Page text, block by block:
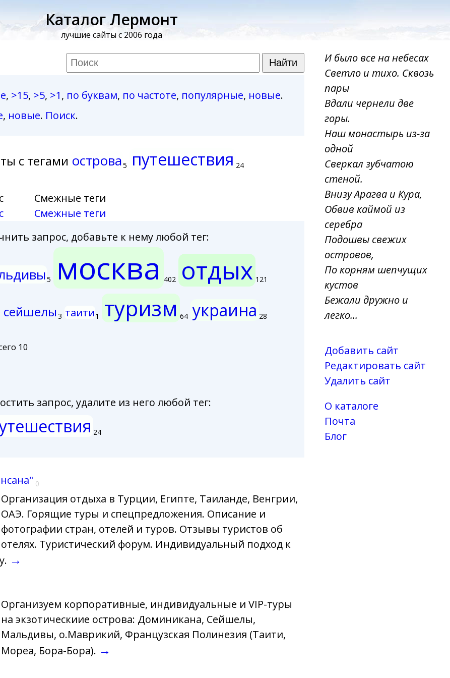
Каталог Лермонт
лучшие сайты с 2006 года
, >15, >5, >1, по буквам, по частоте, популярные, новые.
, новые. Поиск.
с тегами острова5 путешествия 24
Смежные теги
Смежные теги
запрос, добавьте к нему любой тег:
5 москва 402 отдых 121
сейшелы 3 таити1 туризм 64 украина 28
10
запрос, удалите из него любой тег:
24
0
Организация отдыха в Турции, Египте, Таиланде, Венгрии,
ОАЭ. Горящие туры и спецпредложения. Описание и
фотографии стран, отелей и туров. Отзывы туристов об
отелях. Туристический форум. Индивидуальный подход к
→
Организуем корпоративные, индивидуальные и VIP-туры
на экзотическиие острова: Доминикана, Сейшелы,
Мальдивы, о.Маврикий, Французская Полинезия (Таити,
Мореа, Бора-Бора). →
И было все на небесах
Светло и тихо. Сквозь
пары
Вдали чернели две
горы.
Наш монастырь из-за
одной
Сверкал зубчатою
стеной.
Внизу Арагва и Кура,
Обвив каймой из
серебра
Подошвы свежих
островов,
По корням шепчущих
кустов
Бежали дружно и
легко...
Добавить сайт
Редактировать сайт
Удалить сайт
О каталоге
Почта
Блог